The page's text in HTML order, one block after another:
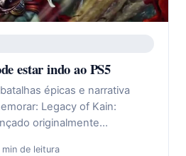
estar indo ao PS5
épicas e narrativa
Legacy of Kain:
originalmente…
min de leitura